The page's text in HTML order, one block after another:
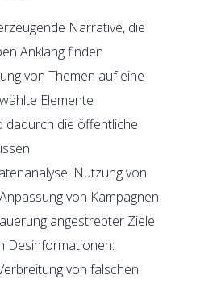
Narrative, die
Anklang finden
von Themen auf eine
Elemente
dadurch die öffentliche
Nutzung von
von Kampagnen
angestrebter Ziele
Desinformationen:
von falschen